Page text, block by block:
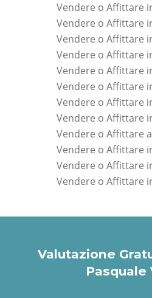
Vendere o Affittare
Vendere o Affittare
Vendere o Affittare
Vendere o Affittare
Vendere o Affittare
Vendere o Affittare
Valutazione
Pasquale